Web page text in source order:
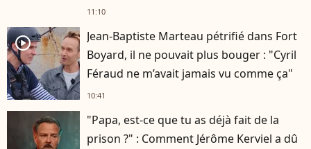
11:10
player2
Jean-Baptiste Marteau pétrifié dans Fort
Boyard, il ne pouvait plus bouger : "Cyril
Féraud ne m’avait jamais vu comme ça"
10:41
"Papa, est-ce que tu as déjà fait de la
prison ?" : Comment Jérôme Kerviel a dû